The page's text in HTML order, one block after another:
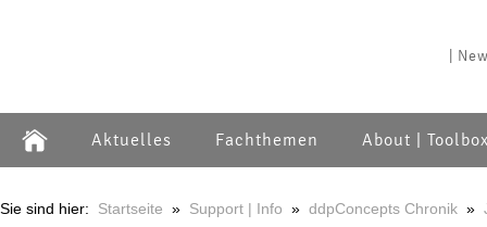
|
Aktuelles Fachthemen About |
Sie sind hier: Startseite » Support | Info » ddpConcepts Chronik »